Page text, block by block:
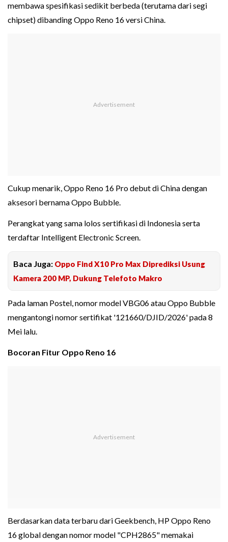
membawa spesifikasi sedikit berbeda (terutama dari segi
chipset) dibanding Oppo Reno 16 versi China.
Cukup menarik, Oppo Reno 16 Pro debut di China dengan
aksesori bernama Oppo Bubble.
Perangkat yang sama lolos sertifikasi di Indonesia serta
terdaftar Intelligent Electronic Screen.
Baca Juga: Oppo Find X10 Pro Max Diprediksi Usung
Kamera 200 MP, Dukung Telefoto Makro
Pada laman Postel, nomor model VBG06 atau Oppo Bubble
mengantongi nomor sertifikat '121660/DJID/2026' pada 8
Mei lalu.
Bocoran Fitur Oppo Reno 16
Berdasarkan data terbaru dari Geekbench, HP Oppo Reno
16 global dengan nomor model "CPH2865" memakai